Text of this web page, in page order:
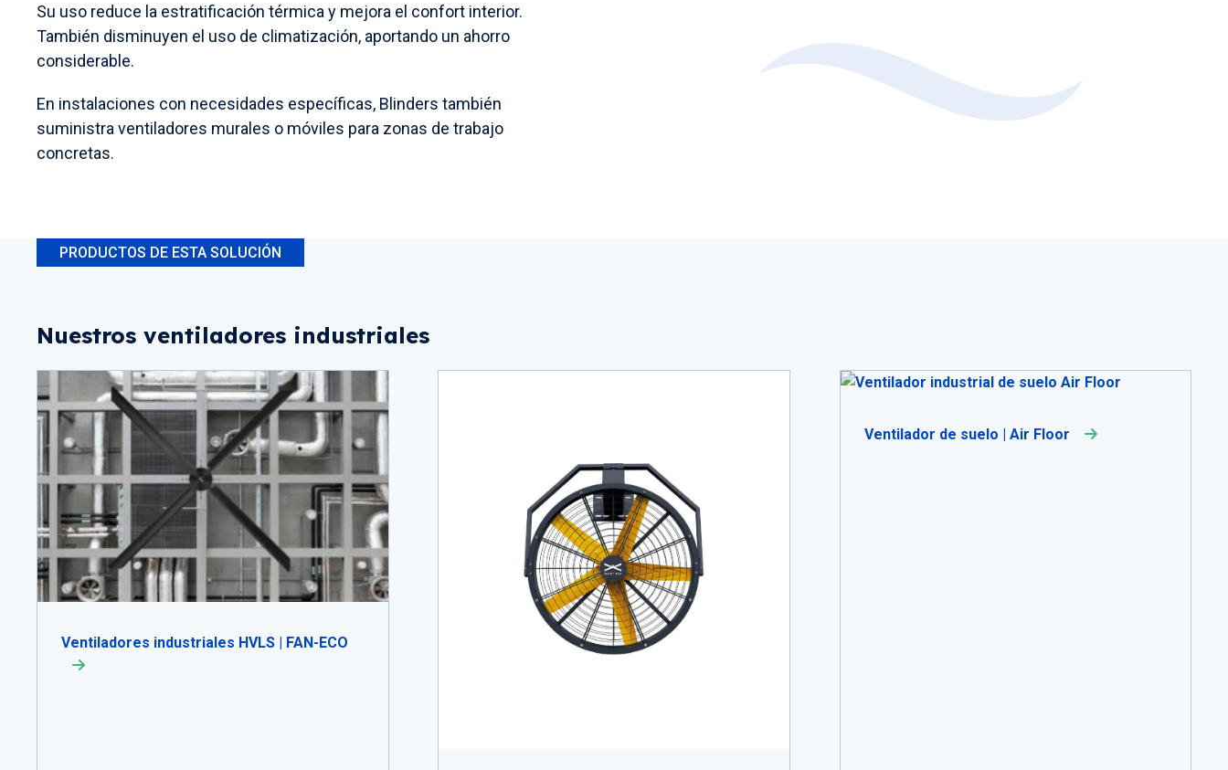
Su uso reduce la estratificación térmica y mejora el confort interior.
También disminuyen el uso de climatización, aportando un ahorro
considerable.
En instalaciones con necesidades específicas, Blinders también
suministra ventiladores murales o móviles para zonas de trabajo
concretas.
PRODUCTOS DE ESTA SOLUCIÓN
Nuestros ventiladores industriales
Ventiladores industriales HVLS | FAN-ECO
Ventilador de suelo | Air Floor